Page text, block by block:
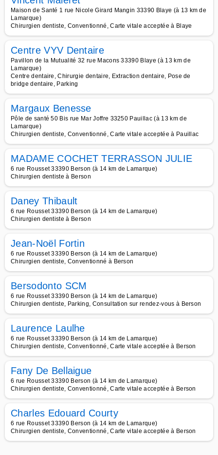
Maison de Santé 1 rue Nicole Girard Mangin 33390 Blaye (à 13 km de
Lamarque)
Chirurgien dentiste, Conventionné, Carte vitale acceptée à Blaye
Centre VYV Dentaire
Pavillon de la Mutualité 32 rue Macons 33390 Blaye (à 13 km de
Lamarque)
Centre dentaire, Chirurgie dentaire, Extraction dentaire, Pose de
bridge dentaire, Parking
Margaux Benesse
Pôle de santé 50 Bis rue Mar Joffre 33250 Pauillac (à 13 km de
Lamarque)
Chirurgien dentiste, Conventionné, Carte vitale acceptée à Pauillac
MADAME COCHET TERRASSON JULIE
6 rue Rousset 33390 Berson (à 14 km de Lamarque)
Chirurgien dentiste à Berson
Daney Thibault
6 rue Rousset 33390 Berson (à 14 km de Lamarque)
Chirurgien dentiste à Berson
Jean-Noël Fortin
6 rue Rousset 33390 Berson (à 14 km de Lamarque)
Chirurgien dentiste, Conventionné à Berson
Bersodonto SCM
6 rue Rousset 33390 Berson (à 14 km de Lamarque)
Chirurgien dentiste, Parking, Consultation sur rendez-vous à Berson
Laurence Laulhe
6 rue Rousset 33390 Berson (à 14 km de Lamarque)
Chirurgien dentiste, Conventionné, Carte vitale acceptée à Berson
Fany De Bellaigue
6 rue Rousset 33390 Berson (à 14 km de Lamarque)
Chirurgien dentiste, Conventionné, Carte vitale acceptée à Berson
Charles Edouard Courty
6 rue Rousset 33390 Berson (à 14 km de Lamarque)
Chirurgien dentiste, Conventionné, Carte vitale acceptée à Berson